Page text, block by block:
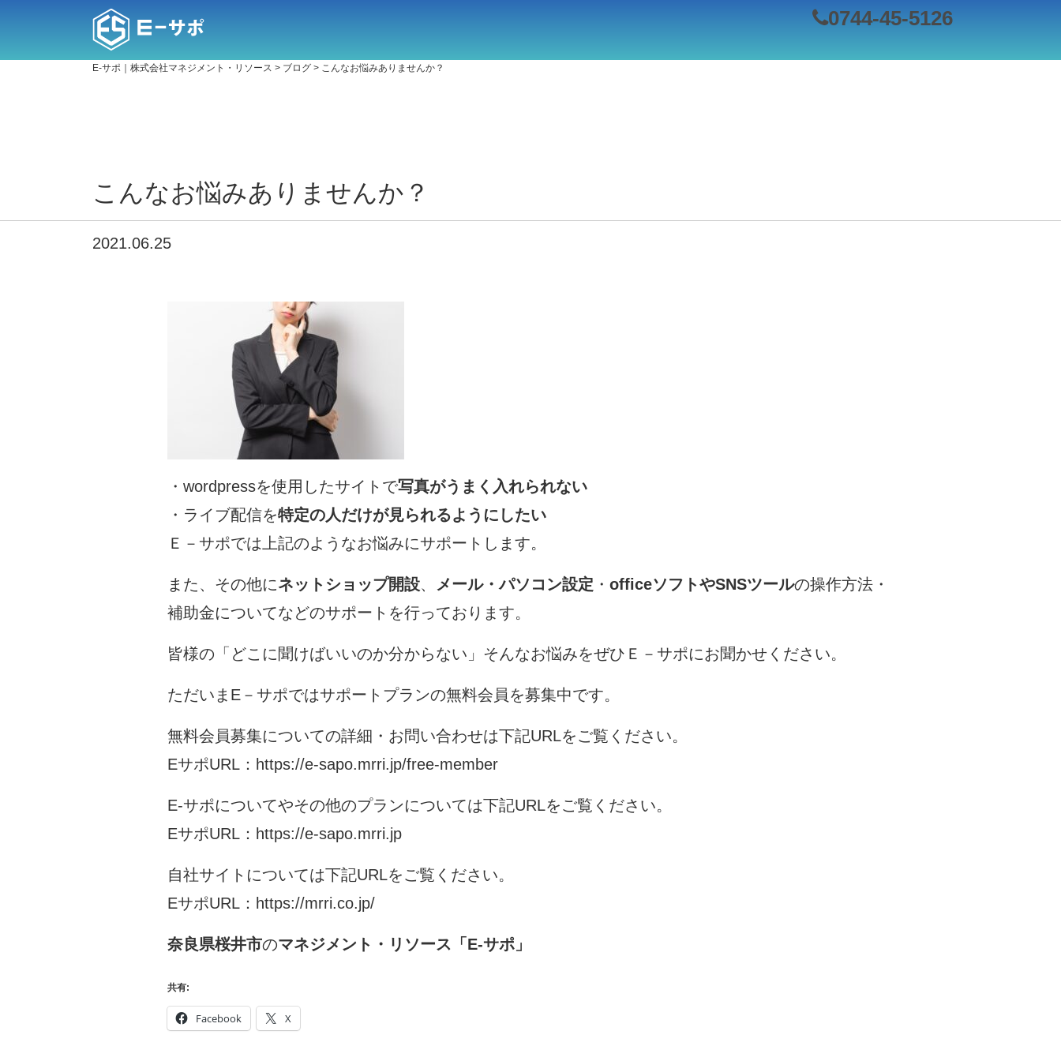
0744-45-5126
E-サポ｜株式会社マネジメント・リソース > ブログ > こんなお悩みありませんか？
こんなお悩みありませんか？
2021.06.25
・wordpressを使用したサイトで写真がうまく入れられない
・ライブ配信を特定の人だけが見られるようにしたい
Ｅ－サポでは上記のようなお悩みにサポートします。
また、その他にネットショップ開設、 メール・パソコン設定 ・ officeソフトやSNSツールの操作方法・
補助金についてなどのサポートを行っております。
皆様の「どこに聞けばいいのか分からない」そんなお悩みをぜひＥ－サポにお聞かせください。
ただいまE－サポではサポートプランの無料会員を募集中です。
無料会員募集についての詳細・お問い合わせは下記URLをご覧ください。
EサポURL： https://e-sapo.mrri.jp/free-member
E-サポについてやその他のプランについては下記URLをご覧ください。
EサポURL： https://e-sapo.mrri.jp
自社サイトについては下記URLをご覧ください。
EサポURL： https://mrri.co.jp/
奈良県桜井市のマネジメント・リソース「E-サポ」
共有:
Facebook X